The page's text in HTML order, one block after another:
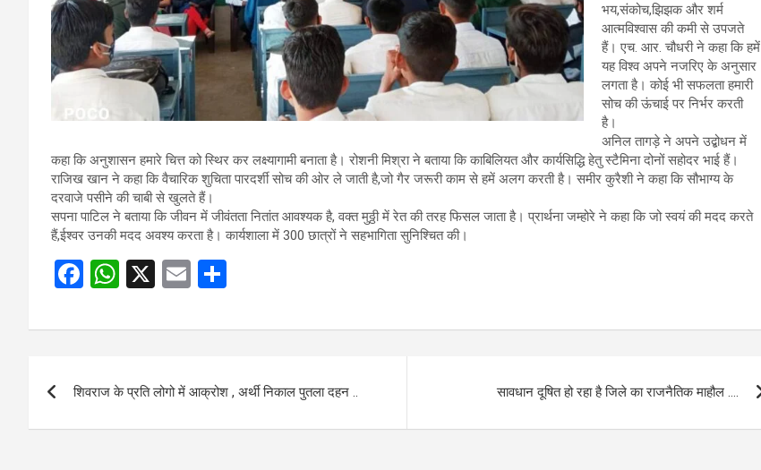
भय,संकोच,झिझक और शर्म
आत्मविश्वास की कमी से उपजते
हैं। एच. आर. चौधरी ने कहा कि हमें
यह विश्व अपने नजरिए के अनुसार
लगता है। कोई भी सफलता हमारी
सोच की ऊंचाई पर निर्भर करती
है।
अनिल तागड़े ने अपने उद्बोधन में
कहा कि अनुशासन हमारे चित्त को स्थिर कर लक्ष्यागामी बनाता है। रोशनी मिश्रा ने बताया कि काबिलियत और कार्यसिद्धि हेतु स्टैमिना दोनों सहोदर भाई हैं।
राजिख खान ने कहा कि वैचारिक शुचिता पारदर्शी सोच की ओर ले जाती है,जो गैर जरूरी काम से हमें अलग करती है। समीर कुरैशी ने कहा कि सौभाग्य के
दरवाजे पसीने की चाबी से खुलते हैं।
सपना पाटिल ने बताया कि जीवन में जीवंतता नितांत आवश्यक है, वक्त मुठ्ठी में रेत की तरह फिसल जाता है। प्रार्थना जम्होरे ने कहा कि जो स्वयं की मदद करते
हैं,ईश्वर उनकी मदद अवश्य करता है। कार्यशाला में 300 छात्रों ने सहभागिता सुनिश्चित की।
F
ce
o
W
at
A
X
E
ail ar
navigation
शिवराज के प्रति लोगो में आक्रोश , अर्थी निकाल पुतला दहन .. सावधान दूषित हो रहा है जिले का राजनैतिक माहौल ….